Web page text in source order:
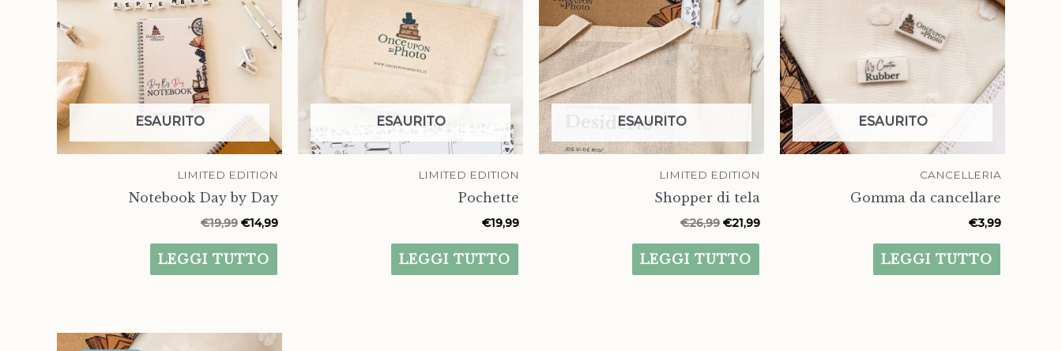
ESAURITO
LIMITED EDITION
Notebook Day by Day
€19,99 €14,99
LEGGI TUTTO
ESAURITO
LIMITED EDITION
Pochette
€19,99
LEGGI TUTTO
ESAURITO
LIMITED EDITION
Shopper di tela
€26,99 €21,99
LEGGI TUTTO
ESAURITO
CANCELLERIA
Gomma da cancellare
€3,99
LEGGI TUTTO